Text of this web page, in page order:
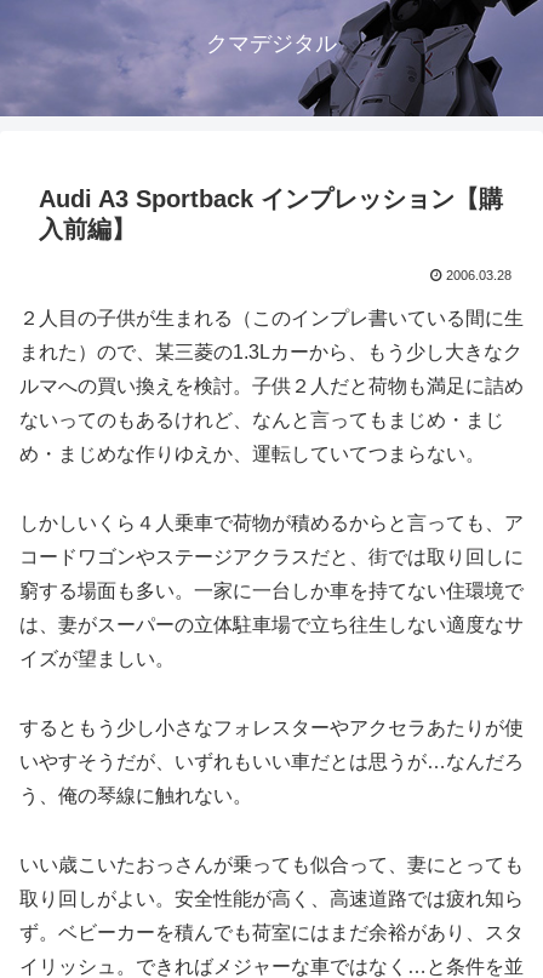
クマデジタル
Audi A3 Sportback インプレッション【購
入前編】
2006.03.28
２人目の子供が生まれる（このインプレ書いている間に生
まれた）ので、某三菱の1.3Lカーから、もう少し大きなク
ルマへの買い換えを検討。子供２人だと荷物も満足に詰め
ないってのもあるけれど、なんと言ってもまじめ・まじ
め・まじめな作りゆえか、運転していてつまらない。
しかしいくら４人乗車で荷物が積めるからと言っても、ア
コードワゴンやステージアクラスだと、街では取り回しに
窮する場面も多い。一家に一台しか車を持てない住環境で
は、妻がスーパーの立体駐車場で立ち往生しない適度なサ
イズが望ましい。
するともう少し小さなフォレスターやアクセラあたりが使
いやすそうだが、いずれもいい車だとは思うが…なんだろ
う、俺の琴線に触れない。
いい歳こいたおっさんが乗っても似合って、妻にとっても
取り回しがよい。安全性能が高く、高速道路では疲れ知ら
ず。ベビーカーを積んでも荷室にはまだ余裕があり、スタ
イリッシュ。できればメジャーな車ではなく…と条件を並